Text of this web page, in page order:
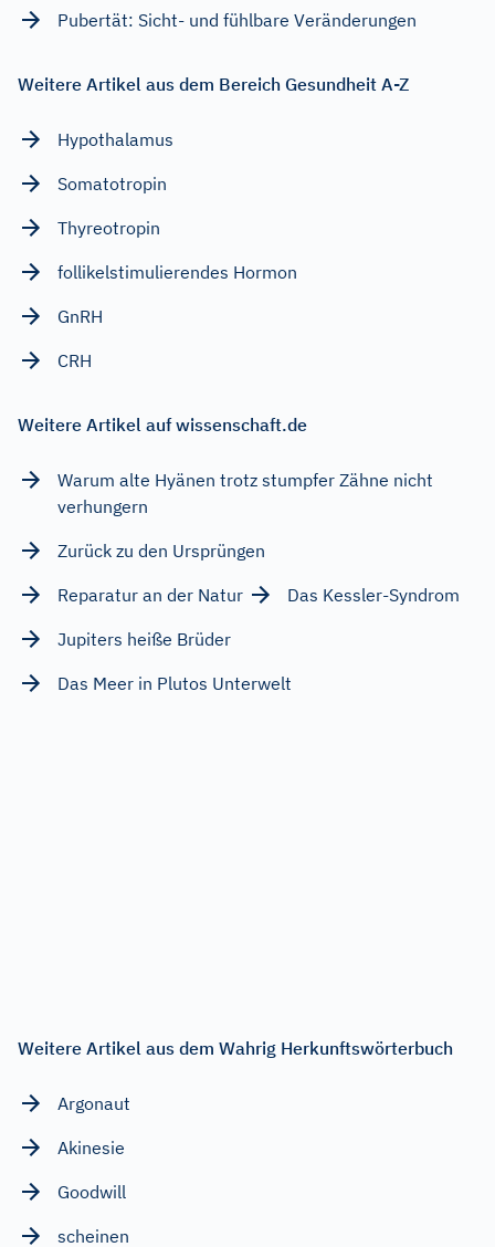
Pubertät: Sicht- und fühlbare Veränderungen
Weitere Artikel aus dem Bereich Gesundheit A-Z
Hypothalamus
Somatotropin
Thyreotropin
follikelstimulierendes Hormon
GnRH
CRH
Weitere Artikel auf wissenschaft.de
Warum alte Hyänen trotz stumpfer Zähne nicht
verhungern
Zurück zu den Ursprüngen
Reparatur an der Natur
Das Kessler-Syndrom
Jupiters heiße Brüder
Das Meer in Plutos Unterwelt
Weitere Artikel aus dem Wahrig Herkunftswörterbuch
Argonaut
Akinesie
Goodwill
scheinen